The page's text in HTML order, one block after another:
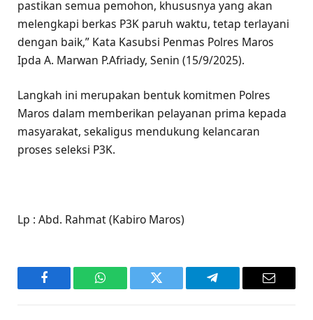
pastikan semua pemohon, khususnya yang akan
melengkapi berkas P3K paruh waktu, tetap terlayani
dengan baik,” Kata Kasubsi Penmas Polres Maros
Ipda A. Marwan P.Afriady, Senin (15/9/2025).
Langkah ini merupakan bentuk komitmen Polres
Maros dalam memberikan pelayanan prima kepada
masyarakat, sekaligus mendukung kelancaran
proses seleksi P3K.
Lp : Abd. Rahmat (Kabiro Maros)
Facebook WhatsAppTwitter Telegram Email